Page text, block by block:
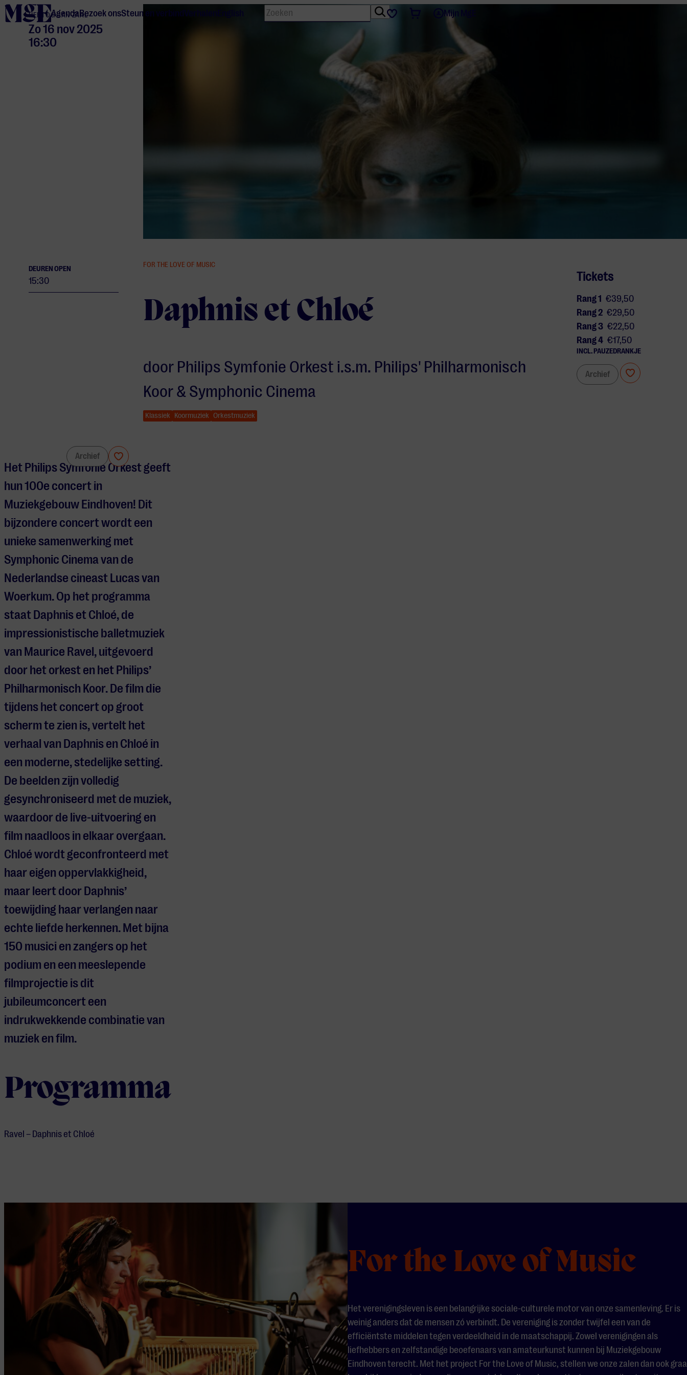
home
AgendaBezoek onsSteun en verbind Verhalen Zoeken FavorietenTicketsMijn MgE
HERTOG JAN ZAAL
Zo 16 nov 2025
16:30
DEUREN OPEN
15:30
FOR THE LOVE OF MUSIC
Daphnis et Chloé
door Philips Symfonie Orkest i.s.m. Philips' Philharmonisch
Koor & Symphonic Cinema
Klassiek Koormuziek Orkestmuziek
Tickets
Rang 1 €39,50
Rang 2 €29,50
Rang 3 €22,50
Rang 4 €17,50
INCL. PAUZEDRANKJE
Archief
Archief
Het Philips Symfonie Orkest geeft
hun 100e concert in
Muziekgebouw Eindhoven! Dit
bijzondere concert wordt een
unieke samenwerking met
Symphonic Cinema van de
Nederlandse cineast Lucas van
Woerkum. Op het programma
staat Daphnis et Chloé, de
impressionistische balletmuziek
van Maurice Ravel, uitgevoerd
door het orkest en het Philips’
Philharmonisch Koor. De film die
tijdens het concert op groot
scherm te zien is, vertelt het
verhaal van Daphnis en Chloé in
een moderne, stedelijke setting.
De beelden zijn volledig
gesynchroniseerd met de muziek,
waardoor de live-uitvoering en
film naadloos in elkaar overgaan.
Chloé wordt geconfronteerd met
haar eigen oppervlakkigheid,
maar leert door Daphnis’
toewijding haar verlangen naar
echte liefde herkennen. Met bijna
150 musici en zangers op het
podium en een meeslepende
filmprojectie is dit
jubileumconcert een
indrukwekkende combinatie van
muziek en film.
Programma
Ravel – Daphnis et Chloé
For the Love of Music
Het verenigingsleven is een belangrijke sociale-culturele motor van onze samenleving. Er is
weinig anders dat de mensen zó verbindt. De vereniging is zonder twijfel een van de
efficiëntste middelen tegen verdeeldheid in de maatschappij. Zowel verenigingen als
liefhebbers en zelfstandige beoefenaars van amateurkunst kunnen bij Muziekgebouw
Eindhoven terecht. Met het project For the Love of Music, stellen we onze zalen dan ook